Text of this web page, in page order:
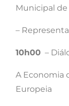
Municipal de
–
10h00 –
A Economia
Europeia